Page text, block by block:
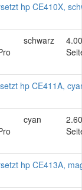
hp CE410X,
schwarz
hp CE411A,
cyan
hp CE413A,